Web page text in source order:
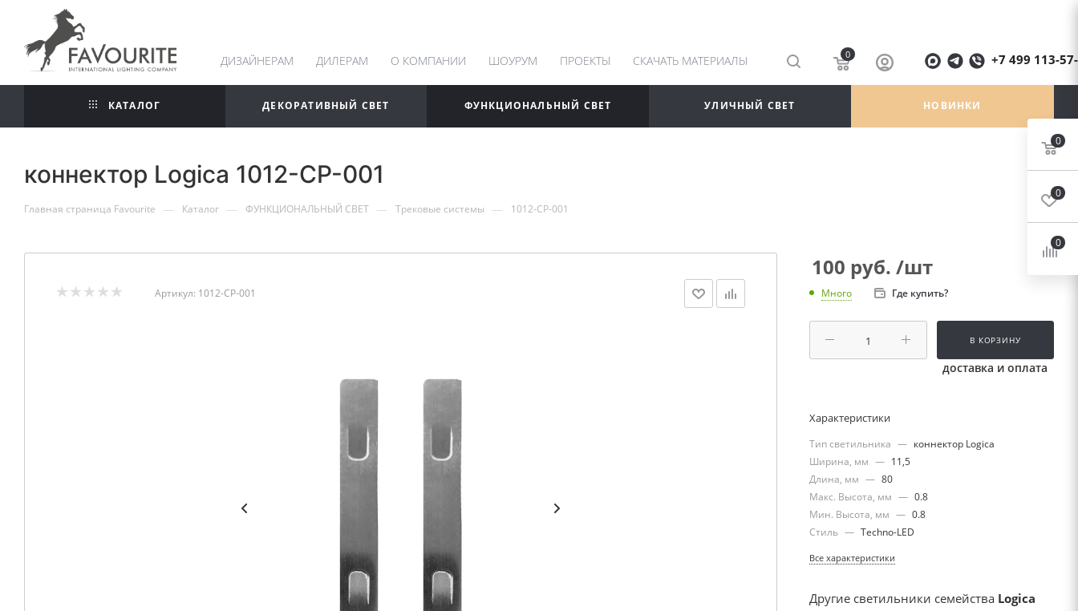
ДИЗАЙНЕРАМ ДИЛЕРАМ О КОМПАНИИ ШОУРУМ ПРОЕКТЫ СКАЧАТЬ МАТЕРИАЛЫ 0 +7 499 113-
КАТАЛОГ ДЕКОРАТИВНЫЙ СВЕТ ФУНКЦИОНАЛЬНЫЙ СВЕТ УЛИЧНЫЙ СВЕТ НОВИНКИ
коннектор Logica 1012-CP-001
Главная страница Favourite — Каталог — ФУНКЦИОНАЛЬНЫЙ СВЕТ — Трековые системы — 1012-CP-001
Артикул: 1012-CP-001
100 руб. /шт
Много Где купить?
В КОРЗИНУ
доставка и оплата
Характеристики
Тип светильника — коннектор Logica
Ширина, мм — 11,5
Длина, мм — 80
Макс. Высота, мм — 0.8
Мин. Высота, мм — 0.8
Стиль — Techno-LED
Все характеристики
Другие светильники семейства Logica
0
0
0